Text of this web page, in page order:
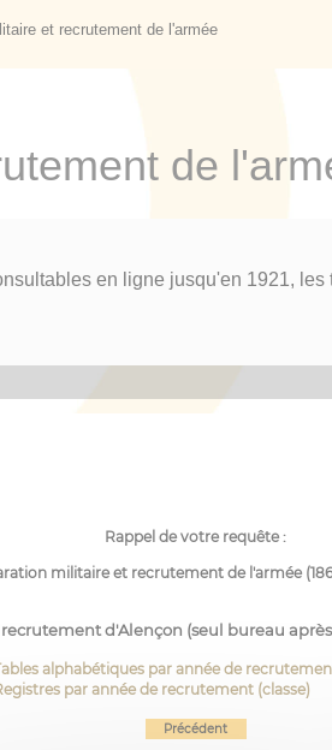
et recrutement de l'armée
de
en ligne jusqu'en 1921,